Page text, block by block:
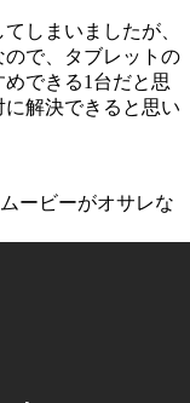
しまいましたが、
で、タブレットの
できる1台だと思
解決できると思い
ービーがオサレな